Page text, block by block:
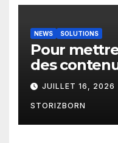
NEWS SOLUTIONS
Pour
des
ligne :
de
toutes les
JUILLET 16, 2026
STORIZBORN